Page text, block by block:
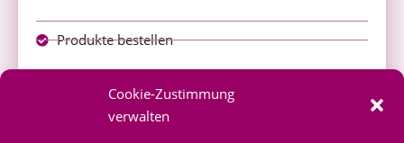
Cookie-Zustimmung
verwalten
Produkte bestellen
über mich bestellen